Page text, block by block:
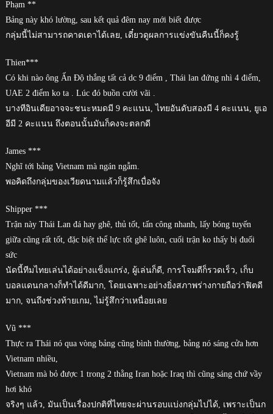
Phạm **
Bảng này khó lường, sau kết quả đêm nay mới biết được
กลุ่มนี้ไม่สามารถคาดเดาได้เลย, เดี๋ยวดูผลการแข่งขันคืนนี้ก็คงรู้
Thien***
Có khi nào ông Ấn Độ thắng tất cả dc 9 điểm , Thái lan đứng nhì 4 điểm,
UAE 2 điểm ko ta . Lúc đó buồn cười vãi .
บางทีอินเดียอาจจะชนะหมดมี 9 คะแนน, ไทยอันดับสองมี 4 คะแนน, ยูเอ
อีมี 2 คะแนน ถึงตอนนั้นมันก็คงจะตลกดี
James ***
Nghĩ tới bảng Vietnam mà ngán ngẫm.
พอคิดถึงกลุ่มของเวียดนามแล้วก็รู้สึกเบื่อจัง
Shipper ***
Trận này Thái Lan đá hay ghê, thủ tốt, tấn công nhanh, lấy bóng tuyến
giữa cũng rất tốt, đặc biệt thể lực tốt ghê luôn, cuối trận ko thấy bị đuối
sức
นัดนี้ทีมไทยเล่นได้อย่างแข็งแกร่ง, ผู้เล่นก็ดี, การโจมตีก็รวดเร็ว, เก็บ
บอลแดนกลางก็ทำได้ดีมาก, โดยเฉพาะอย่างยิ่งสภาพร่างกายถือว่าฟิตดี
มาก, จนถึงช่วงท้ายเกม, ไม่รู้สึกว่าเหนื่อยเลย
Vũ ***
Thực ra Thái nó qua vòng bảng cũng bình thường, bảng nó sáng cửa hơn
Vietnam nhiều,
Vietnam mà bỏ được 1 trong 2 thằng Iran hoặc Iraq thì cũng sáng chứ vầy
hơi khó
จริงๆ แล้ว, มันเป็นเรื่องปกติที่ไทยจะผ่านรอบแบ่งกลุ่มไปได้, เพราะเป็นก